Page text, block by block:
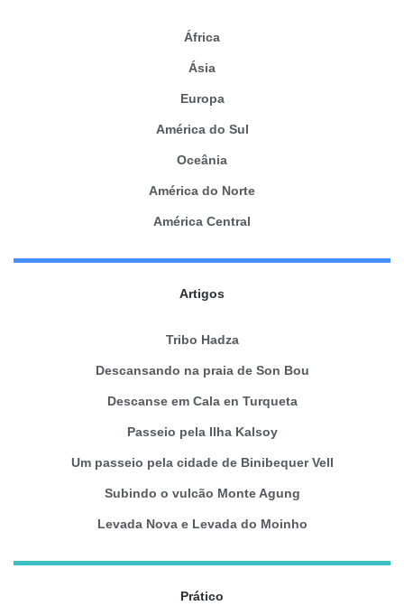
África
Ásia
Europa
América do Sul
Oceânia
América do Norte
América Central
Artigos
Tribo Hadza
Descansando na praia de Son Bou
Descanse em Cala en Turqueta
Passeio pela Ilha Kalsoy
Um passeio pela cidade de Binibequer Vell
Subindo o vulcão Monte Agung
Levada Nova e Levada do Moinho
Prático